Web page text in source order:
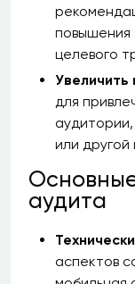
повышения
целевого
Увеличить
для
или другой
аудита
аспектов